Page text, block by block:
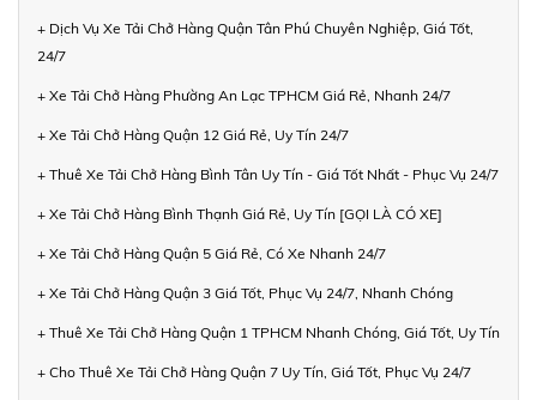
+ Dịch Vụ Xe Tải Chở Hàng Quận Tân Phú Chuyên Nghiệp, Giá Tốt,
24/7
+ Xe Tải Chở Hàng Phường An Lạc TPHCM Giá Rẻ, Nhanh 24/7
+ Xe Tải Chở Hàng Quận 12 Giá Rẻ, Uy Tín 24/7
+ Thuê Xe Tải Chở Hàng Bình Tân Uy Tín - Giá Tốt Nhất - Phục Vụ 24/7
+ Xe Tải Chở Hàng Bình Thạnh Giá Rẻ, Uy Tín [GỌI LÀ CÓ XE]
+ Xe Tải Chở Hàng Quận 5 Giá Rẻ, Có Xe Nhanh 24/7
+ Xe Tải Chở Hàng Quận 3 Giá Tốt, Phục Vụ 24/7, Nhanh Chóng
+ Thuê Xe Tải Chở Hàng Quận 1 TPHCM Nhanh Chóng, Giá Tốt, Uy Tín
+ Cho Thuê Xe Tải Chở Hàng Quận 7 Uy Tín, Giá Tốt, Phục Vụ 24/7